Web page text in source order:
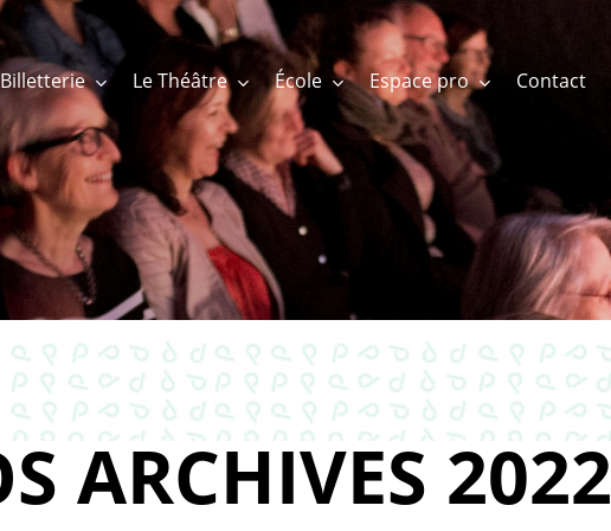
Billetterie Le Théâtre École Espace pro Contact
ARCHIVES 2022